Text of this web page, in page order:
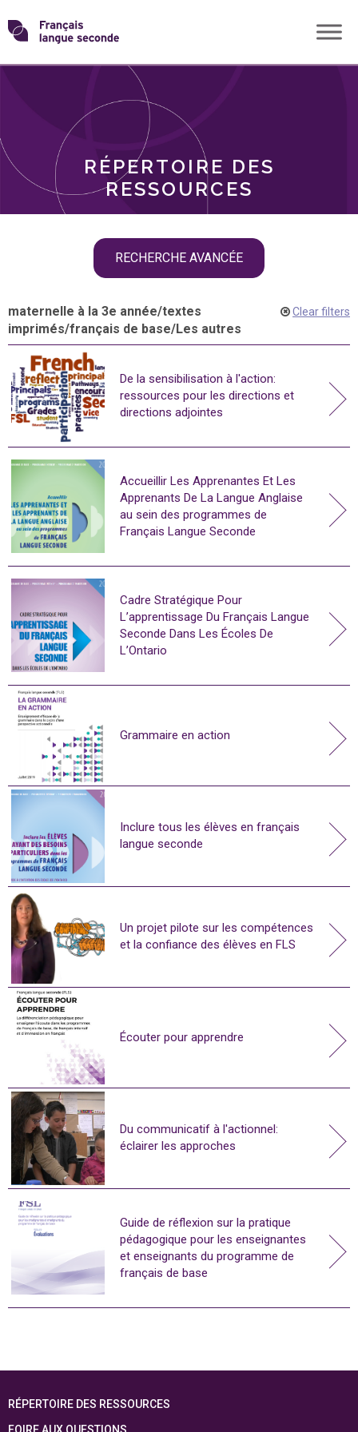
Skip
toTransformons
langue
RÉPERTOIRE DES
RESSOURCES
RECHERCHE AVANCÉE
THÈMES
maternelle à la 3e année/textes
imprimés/français de base/Les autres
Clear filters
De la sensibilisation à l'action:
ressources pour les directions et
directions adjointes
Accueillir Les Apprenantes Et Les
Apprenants De La Langue Anglaise
au sein des programmes de
Français Langue Seconde
Cadre Stratégique Pour
L’apprentissage Du Français Langue
Seconde Dans Les Écoles De
L’Ontario
Grammaire en action
Inclure tous les élèves en français
langue seconde
Un projet pilote sur les compétences
et la confiance des élèves en FLS
Écouter pour apprendre
Du communicatif à l'actionnel:
éclairer les approches
Guide de réflexion sur la pratique
pédagogique pour les enseignantes
et enseignants du programme de
français de base
RÉPERTOIRE DES RESSOURCES